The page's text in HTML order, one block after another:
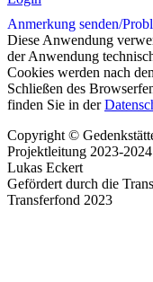
Anmerkung senden/
Diese Anwendung
der Anwendung
Cookies werden nach
Schließen des
finden Sie in der
Copyright ©
Projektleitung 2023-
Lukas Eckert
Gefördert durch die
Transferfond 2023